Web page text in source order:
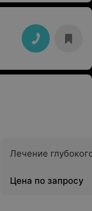
Лечение
Цена по запросу